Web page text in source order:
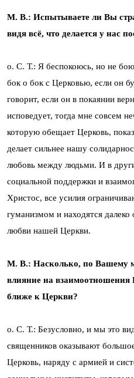
М. В.: Испытываете ли Вы
видя всё, что делается у нас
о. С. Т.: Я беспокоюсь, но не
бок о бок с Церковью, если он
говорит, если он в покаянии
исповедует, тогда мне совсем
которую обещает Церковь,
делает сильнее нашу
любовь между людьми. И в
социальной поддержки и
Христос, все усилия
гуманизмом и находятся далеко
любви нашей Церкви.
М. В.: Насколько, по Вашему
влияние на
ближе к Церкви?
о. С. Т.: Безусловно, и мы это
священников оказывают
Церковь, наряду с армией и